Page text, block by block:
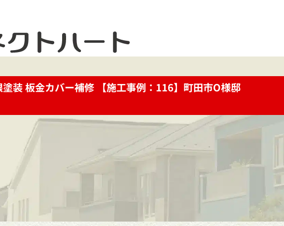
メールでの
お問い合わせはこちら
装 板金カバー補修 【施工事例：116】町田市O様邸